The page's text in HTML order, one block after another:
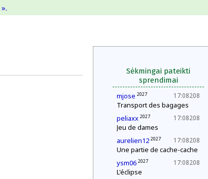
Sėkmingai pateikti
sprendimai
17:08208
mjose 2027
Transport des bagages
17:08208
peliaxx 2027
Jeu de dames
17:08208
aurelien12 2027
Une partie de cache-cache
17:08208
ysm06 2027
L'éclipse